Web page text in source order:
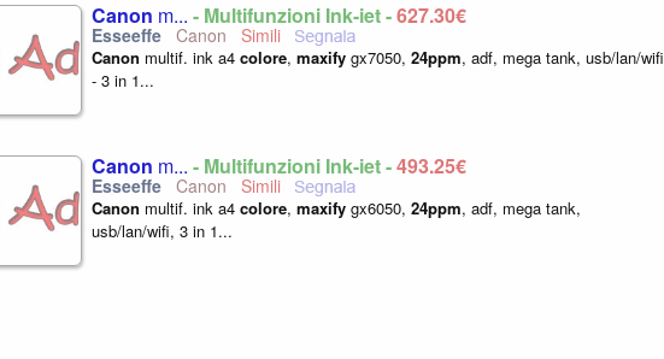
Canon m... - Multifunzioni Ink-jet -627,30€
Canon
Canon multif. ink a4 colore, maxify gx7050, 24ppm, adf, mega tank, usb/lan/wifi
- 3 in 1...
Canon m... - Multifunzioni Ink-jet -493,25€
Canon
Canon multif. ink a4 colore, maxify gx6050, 24ppm, adf, mega tank,
usb/lan/wifi, 3 in 1...